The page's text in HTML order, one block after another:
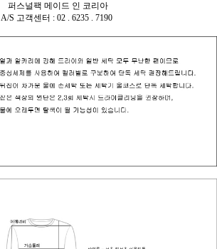
퍼스널팩 메이드 인 코리아
A/S 고객센터 : 02 . 6235 . 7190